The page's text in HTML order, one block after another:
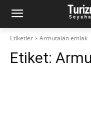
Etiketler Armutalan emlak
Etiket: